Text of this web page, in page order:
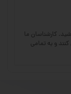
کارشناسان ما
کنند و به تمامی